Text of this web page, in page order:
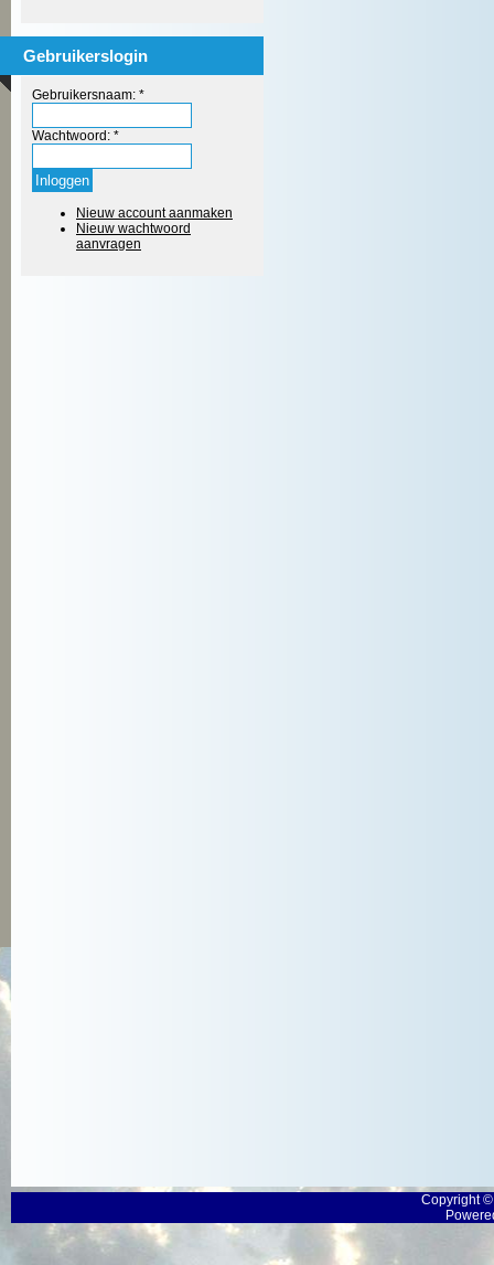
Gebruikerslogin
Gebruikersnaam: *
Wachtwoord: *
Nieuw account aanmaken
Nieuw wachtwoord
aanvragen
Copyright